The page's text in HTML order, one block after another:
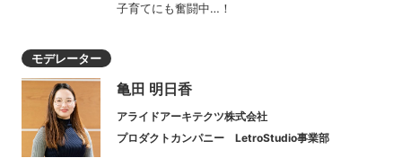
子育てにも奮闘中…！​
モデレーター
亀田 明日香
アライドアーキテクツ株式会社
プロダクトカンパニー LetroStudio事業部